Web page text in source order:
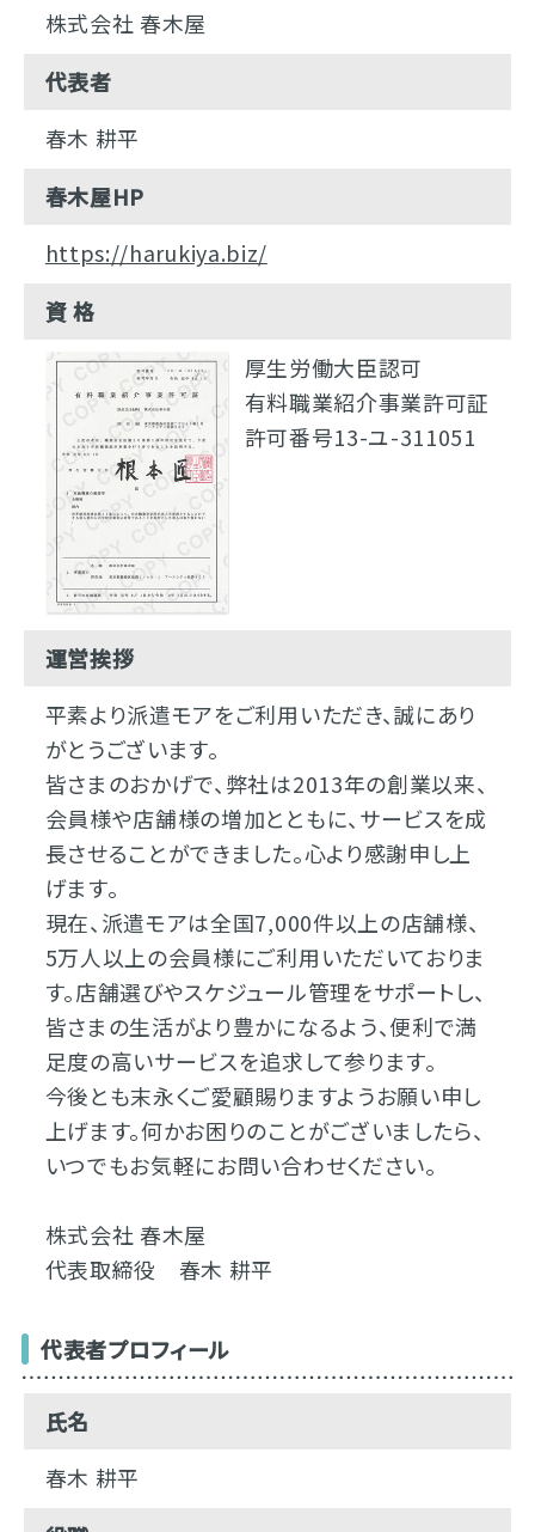
株式会社 春木屋
代表者
春木 耕平
春木屋HP
https://harukiya.biz/
資 格
厚生労働大臣認可
有料職業紹介事業許可証
許可番号13-ユ-311051
運営挨拶
平素より派遣モアをご利用いただき、誠にあり
がとうございます。
皆さまのおかげで、弊社は2013年の創業以来、
会員様や店舗様の増加とともに、サービスを成
長させることができました。心より感謝申し上
げます。
現在、派遣モアは全国7,000件以上の店舗様、
5万人以上の会員様にご利用いただいておりま
す。店舗選びやスケジュール管理をサポートし、
皆さまの生活がより豊かになるよう、便利で満
足度の高いサービスを追求して参ります。
今後とも末永くご愛顧賜りますようお願い申し
上げます。何かお困りのことがございましたら、
いつでもお気軽にお問い合わせください。
株式会社 春木屋
代表取締役 春木 耕平
代表者プロフィール
氏名
春木 耕平